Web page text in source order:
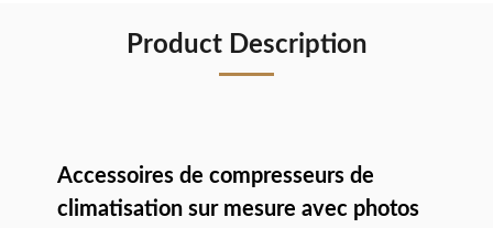
Product Description
Accessoires de compresseurs de
climatisation sur mesure avec photos